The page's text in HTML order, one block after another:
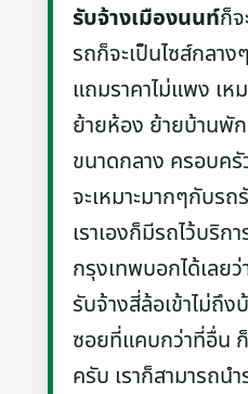
รับจ้างเมืองนนท์ก็
รถก็จะเป็นไซส์กลาง
แถมราคาไม่แพง เห
ย้ายห้อง ย้ายบ้านพั
ขนาดกลาง ครอบค
จะเหมาะมากๆกับร
เราเองก็มีรถไว้บริก
กรุงเทพบอกได้เลย
รับจ้างสี่ล้อเข้าไม่ถึง
ซอยที่แคบกว่าที่อื่น
ครับ เราก็สามารถน